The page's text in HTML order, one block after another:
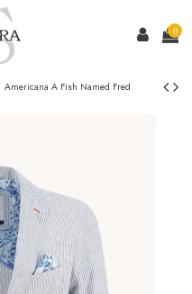
0
Americana A Fish Named Fred